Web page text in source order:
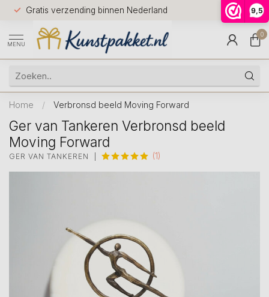
9,5
Gratis verzending binnen Nederland
Voor
huis
9.5
MENU
0
Home / Verbronsd beeld Moving Forward
Ger van Tankeren Verbronsd beeld
Moving Forward
GER VAN TANKEREN (1)